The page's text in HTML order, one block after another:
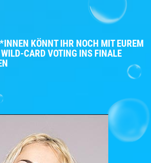
KÖNNT IHR NOCH MIT EUREM
CARD VOTING INS FINALE